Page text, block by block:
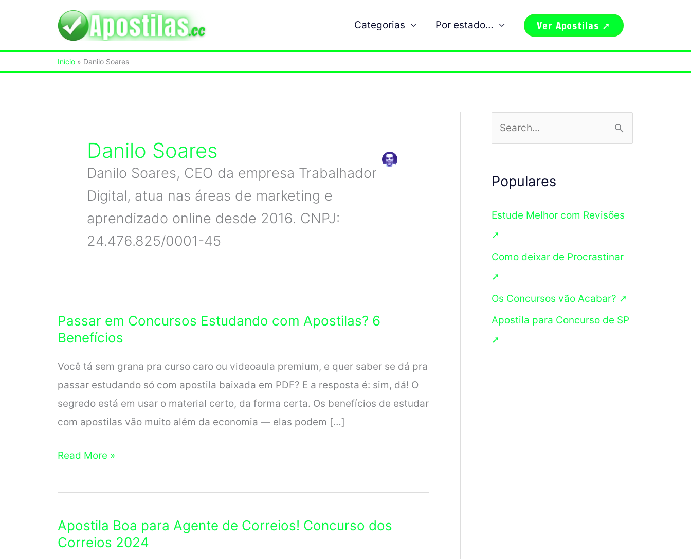
Categorias Por estado… Ver Apostilas ➚
Início Danilo Soares
Danilo Soares
Danilo Soares, CEO da empresa Trabalhador
Digital, atua nas áreas de marketing e
aprendizado online desde 2016. CNPJ:
24.476.825/0001-45
Passar em Concursos Estudando com Apostilas? 6
Benefícios
Você tá sem grana pra curso caro ou videoaula premium, e quer saber se dá pra
passar estudando só com apostila baixada em PDF? E a resposta é: sim, dá! O
segredo está em usar o material certo, da forma certa. Os benefícios de estudar
com apostilas vão muito além da economia — elas podem […]
Passar
Concursos
com
Apostilas?
Read More »
Apostila Boa para Agente de Correios! Concurso dos
Correios 2024
e
q
i
s
a
r
p
o
Populares
Estude Melhor com Revisões
➚
Como deixar de Procrastinar
➚
Os Concursos vão Acabar? ➚
Apostila para Concurso de SP
➚